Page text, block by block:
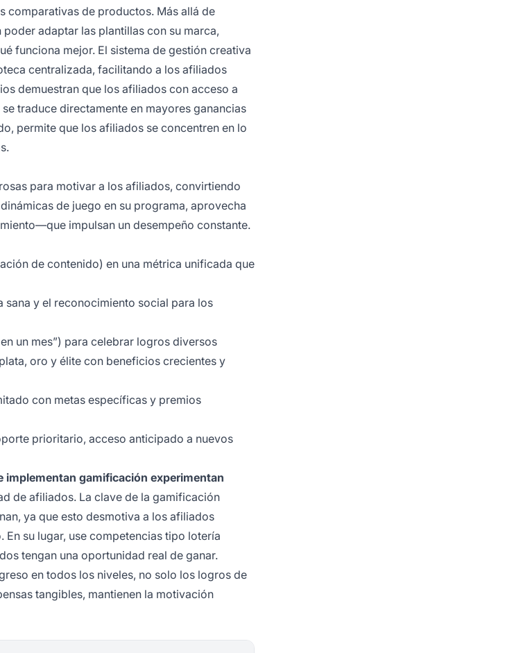
comparativas de productos. Más allá de
adaptar las plantillas con su marca,
funciona mejor. El sistema de gestión creativa
centralizada, facilitando a los afiliados
demuestran que los afiliados con acceso a
se traduce directamente en mayores ganancias
permite que los afiliados se concentren en lo
para motivar a los afiliados, convirtiendo
de juego en su programa, aprovecha
impulsan un desempeño constante.
de contenido) en una métrica unificada que
y el reconocimiento social para los
un mes”) para celebrar logros diversos
oro y élite con beneficios crecientes y
con metas específicas y premios
prioritario, acceso anticipado a nuevos
implementan gamificación experimentan
de afiliados. La clave de la gamificación
ya que esto desmotiva a los afiliados
su lugar, use competencias tipo lotería
tengan una oportunidad real de ganar.
en todos los niveles, no solo los logros de
tangibles, mantienen la motivación